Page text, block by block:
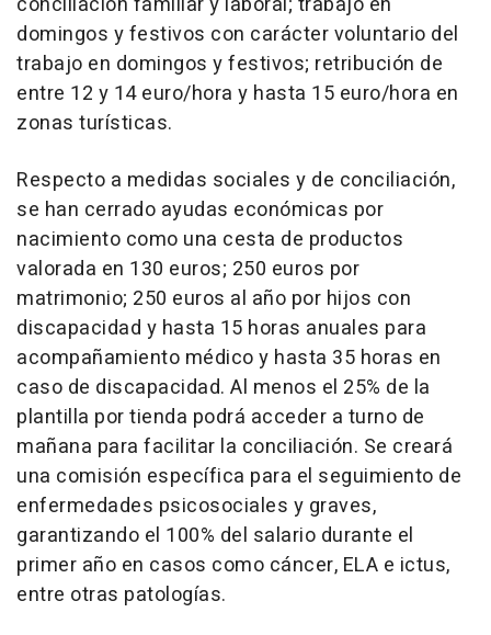
domingos y festivos con carácter voluntario del
trabajo en domingos y festivos; retribución de
entre 12 y 14 euro/hora y hasta 15 euro/hora en
zonas turísticas.
Respecto a medidas sociales y de conciliación,
se han cerrado ayudas económicas por
nacimiento como una cesta de productos
valorada en 130 euros; 250 euros por
matrimonio; 250 euros al año por hijos con
discapacidad y hasta 15 horas anuales para
acompañamiento médico y hasta 35 horas en
caso de discapacidad. Al menos el 25% de la
plantilla por tienda podrá acceder a turno de
mañana para facilitar la conciliación. Se creará
una comisión específica para el seguimiento de
enfermedades psicosociales y graves,
garantizando el 100% del salario durante el
primer año en casos como cáncer, ELA e ictus,
entre otras patologías.